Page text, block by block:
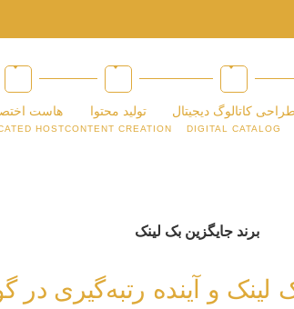
کاتالوگ دیجیتال
DIGITAL CATALOG
تولید محتوا
CONTENT CREATION
هاست
HOST
لینک و آینده رتبه‌گیری در